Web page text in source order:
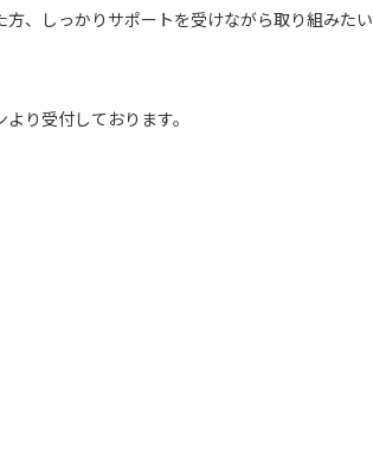
、しっかりサポートを受けながら取り組みたい
り受付しております。